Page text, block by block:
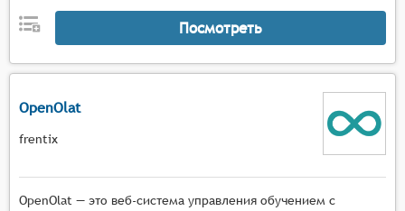
Посмотреть
OpenOlat
frentix
OpenOlat — это веб-система управления обучением с